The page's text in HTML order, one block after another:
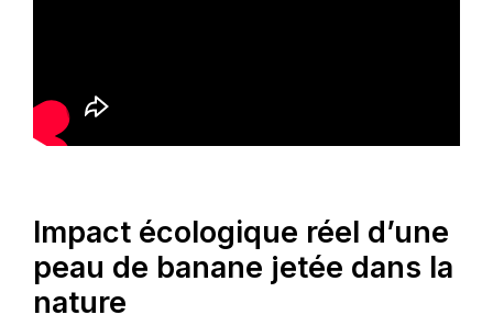
Impact écologique réel d’une
peau de banane jetée dans la
nature